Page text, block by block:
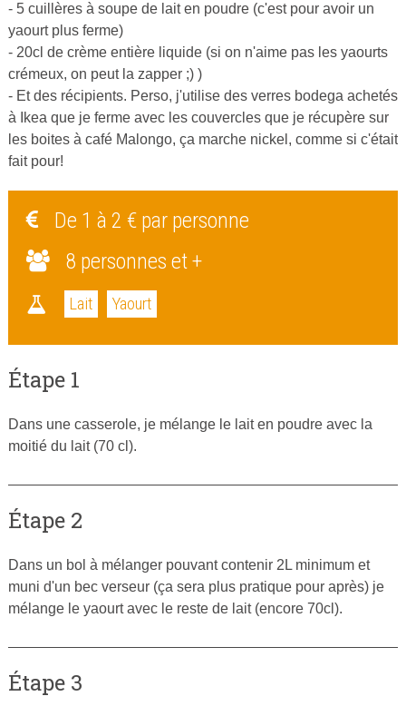
- 5 cuillères à soupe de lait en poudre (c'est pour avoir un
yaourt plus ferme)
- 20cl de crème entière liquide (si on n'aime pas les yaourts
crémeux, on peut la zapper ;) )
- Et des récipients. Perso, j'utilise des verres bodega achetés
à Ikea que je ferme avec les couvercles que je récupère sur
les boites à café Malongo, ça marche nickel, comme si c'était
fait pour!
De 1 à 2 € par personne
8 personnes et +
Lait Yaourt
Étape 1
Dans une casserole, je mélange le lait en poudre avec la
moitié du lait (70 cl).
Étape 2
Dans un bol à mélanger pouvant contenir 2L minimum et
muni d'un bec verseur (ça sera plus pratique pour après) je
mélange le yaourt avec le reste de lait (encore 70cl).
Étape 3